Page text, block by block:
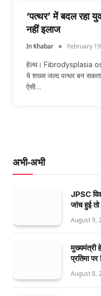
‘पत्थर’ में बदल रहा
नहीं इलाज
In Khabar February
हेल्थ। Fibrodysplasia
ये शख्‍स जल्‍द पत्‍थर बन सकता
ऐसी…
अभी-अभी
JPSC
जांच हुई
August 9,
मुख्यमंत्री
प्रतिमा पर
August 8,